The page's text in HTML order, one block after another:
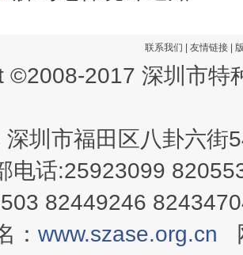
联系我们 友情链接|
©2008-2017 深圳市特
深圳市福田区八卦六
电话:25923099
82449246
： www.szase.org.cn